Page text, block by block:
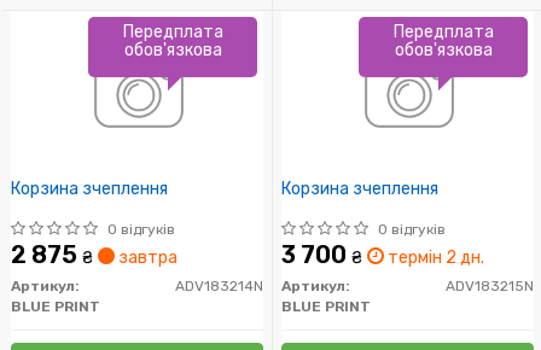
Корзина зчеплення
0 відгуків
2 875 ₴ завтра
Артикул:
ADV183214N
BLUE PRINT
Передплата
обов'язкова
Корзина зчеплення
0 відгуків
3 700 ₴ термін 2 дн.
Артикул:
ADV183215N
BLUE PRINT
Передплата
обов'язкова